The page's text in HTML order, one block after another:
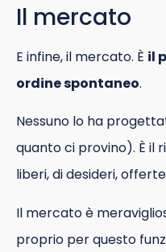
Il mercato
E infine, il mercato. È il
ordine spontaneo.
Nessuno lo ha
quanto ci provino). È il
liberi, di desideri,
Il mercato è
proprio per questo